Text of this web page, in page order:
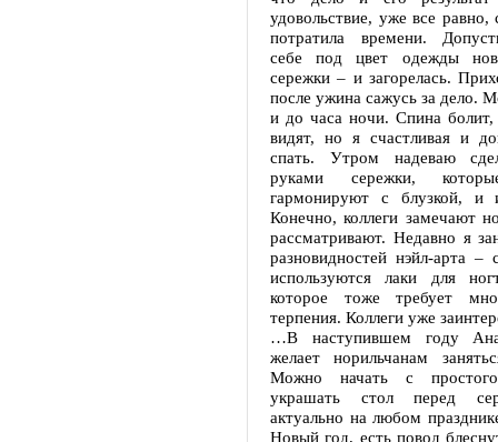
удовольствие, уже все равно,
потратила времени.
себе под цвет одежды
сережки – и загорелась.
после ужина сажусь за дело.
и до часа ночи. Спина болит,
видят, но я счастливая и
спать. Утром надеваю
руками сережки,
гармонируют с блузкой, и
Конечно, коллеги замечают
рассматривают. Недавно я
разновидностей нэйл-арта –
используются лаки для
которое тоже требует
терпения. Коллеги уже
…В наступившем году
желает норильчанам
Можно начать с
украшать стол перед
актуально на любом
Новый год, есть повод